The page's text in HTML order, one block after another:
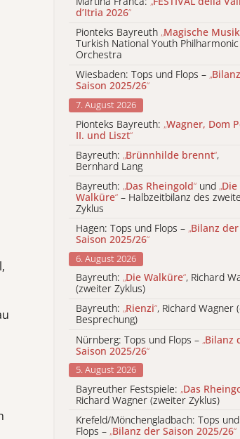
d’Itria 2026“
Pionteks Bayreuth „Magische
Turkish National Youth Philharmonic
Orchestra
Wiesbaden: Tops und Flops – „
Saison 2025/26“
7. August 2026
Pionteks Bayreuth: „Wagner, Dom
II. und Liszt“
Bayreuth: „Brünnhilde brennt“,
Bernhard Lang
Bayreuth: „Das Rheingold“ und „Die
Walküre“ – Halbzeitbilanz des
Zyklus
Hagen: Tops und Flops – „Bilanz der
Saison 2025/26“
6. August 2026
Bayreuth: „Die Walküre“, Richard
(zweiter Zyklus)
Bayreuth: „Rienzi“, Richard Wagner
Besprechung)
Nürnberg: Tops und Flops – „Bilanz
Saison 2025/26“
5. August 2026
Bayreuther Festspiele: „Das
Richard Wagner (zweiter Zyklus)
Krefeld/Mönchengladbach: Tops und
Flops – „Bilanz der Saison 2025/26“